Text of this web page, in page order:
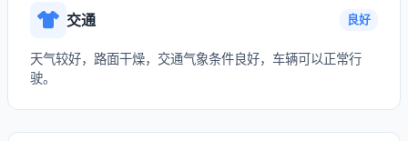
交通 良好
天气较好，路面干燥，交通气象条件良好，车辆可以正常行
驶。